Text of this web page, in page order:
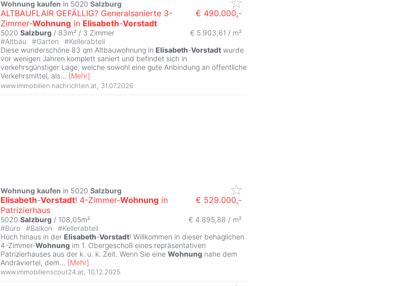
Wohnung kaufen in 5020 Salzburg
ALTBAUFLAIR GEFÄLLIG? Generalsanierte 3-
Zimmer-Wohnung in Elisabeth-Vorstadt
€ 490.000,-
5020 Salzburg / 83m² / 3 Zimmer
€ 5.903,61 / m²
#Altbau #Garten #Kellerabteil
Diese wunderschöne 83 qm Altbauwohnung in Elisabeth-Vorstadt wurde
vor wenigen Jahren komplett saniert und befindet sich in
verkehrsgünstiger Lage, welche sowohl eine gute Anbindung an öffentliche
Verkehrsmittel, als... [Mehr]
www.immobilien.nachrichten.at 31.07.2026
Wohnung kaufen in 5020 Salzburg
Elisabeth-Vorstadt! 4-Zimmer-Wohnung in
Patrizierhaus
€ 529.000,-
5020 Salzburg / 108,05m²
€ 4.895,88 / m²
#Büro #Balkon #Kellerabteil
Hoch hinaus in der Elisabeth-Vorstadt! Willkommen in dieser behaglichen
4-Zimmer-Wohnung im 1. Obergeschoß eines repräsentativen
Patrizierhauses aus der k. u. k. Zeit. Wenn Sie eine Wohnung nahe dem
Andräviertel, dem... [Mehr]
www.immobilienscout24.at, 10.12.2025